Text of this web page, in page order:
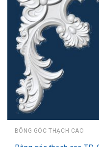
BÔNG GÓC THẠCH CAO